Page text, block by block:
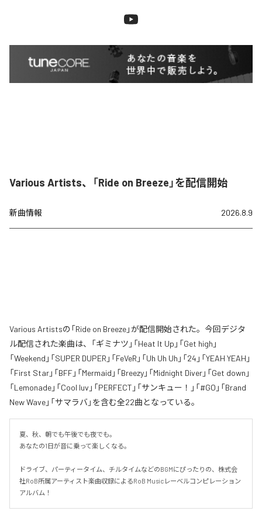
Various Artists、「Ride on Breeze」を配信開始
新曲情報 2026.8.9
Various Artistsの「Ride on Breeze」が配信開始された。今回デジタ
ル配信された楽曲は、「ギミナツ」「Heat It Up」「Get high」
「Weekend」「SUPER DUPER」「FeVeR」「Uh Uh Uh」「24」「YEAH YEAH」
「First Star」「BFF」「Mermaid」「Breezy」「Midnight Diver」「Get down」
「Lemonade」「Cool luv」「PERFECT」「サンキュー！」「#GO」「Brand
New Wave」「サマラバ」を含む全22曲となっている。
夏、秋、朝でも午後でも夜でも。
あなたの1日が音に乗って楽しくなる。
ドライブ、パーティータイム、チルタイムなどのBGMにぴったりの、株式会
社RoB所属アーティスト楽曲収録によるRoB Musicレーベルコンピレーション
アルバム！